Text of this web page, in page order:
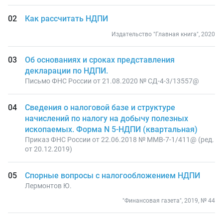
Как рассчитать НДПИ
Издательство "Главная книга", 2020
Об основаниях и сроках представления
декларации по НДПИ.
Письмо ФНС России от 21.08.2020 № СД-4-3/13557@
Сведения о налоговой базе и структуре
начислений по налогу на добычу полезных
ископаемых. Форма N 5-НДПИ (квартальная)
Приказ ФНС России от 22.06.2018 № ММВ-7-1/411@ (ред.
от 20.12.2019)
Спорные вопросы с налогообложением НДПИ
Лермонтов Ю.
"Финансовая газета", 2019, № 44